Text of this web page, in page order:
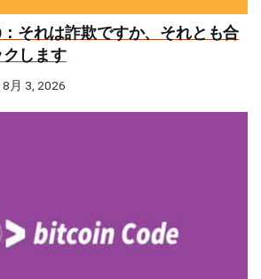
：それは詐欺ですか、それとも合
します
8月 3, 2026